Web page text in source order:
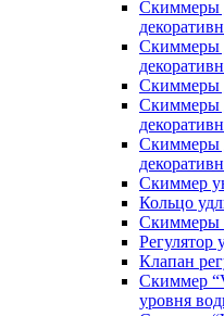
Скиммеры
Скиммеры
Скиммеры
Скиммеры
Скиммеры
Скиммер
Кольцо
Скиммеры
Регулятор
Клапан
Скиммер
уровня